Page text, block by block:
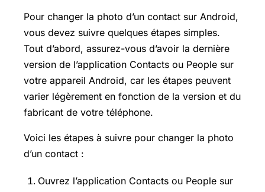
Pour changer la photo d’un contact sur Android,
vous devez suivre quelques étapes simples.
Tout d’abord, assurez-vous d’avoir la dernière
version de l’application Contacts ou People sur
votre appareil Android, car les étapes peuvent
varier légèrement en fonction de la version et du
fabricant de votre téléphone.
Voici les étapes à suivre pour changer la photo
d’un contact :
Ouvrez l’application Contacts ou People sur